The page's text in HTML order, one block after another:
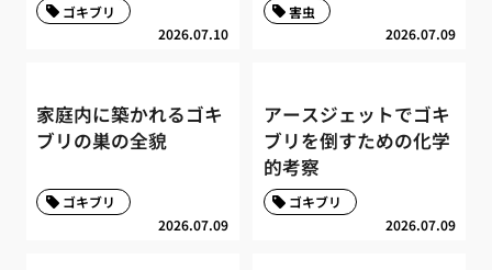
2026.07.10
ゴキブリ
2026.07.09
害虫
家庭内に築かれるゴキ
ブリの巣の全貌
2026.07.09
ゴキブリ
アースジェットでゴキ
ブリを倒すための化学
的考察
2026.07.09
ゴキブリ